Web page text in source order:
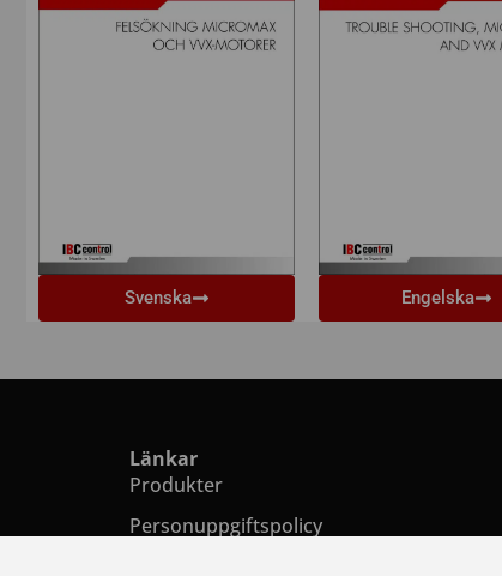
Svenska Engelska
Länkar
Produkter
Personuppgiftspolicy